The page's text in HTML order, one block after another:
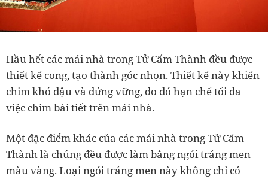
Hầu hết các mái nhà trong Tử Cấm Thành đều được
thiết kế cong, tạo thành góc nhọn. Thiết kế này khiến
chim khó đậu và đứng vững, do đó hạn chế tối đa
việc chim bài tiết trên mái nhà.
Một đặc điểm khác của các mái nhà trong Tử Cấm
Thành là chúng đều được làm bằng ngói tráng men
màu vàng. Loại ngói tráng men này không chỉ có